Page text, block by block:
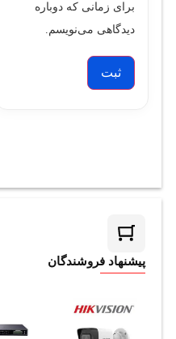
برای زمانی که دوباره
دیدگاهی می‌نویسم.
پیشنهاد فروشندگان